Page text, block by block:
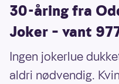
30-åring fra
Joker – vant
Ingen jokerlue
aldri nødvendig.